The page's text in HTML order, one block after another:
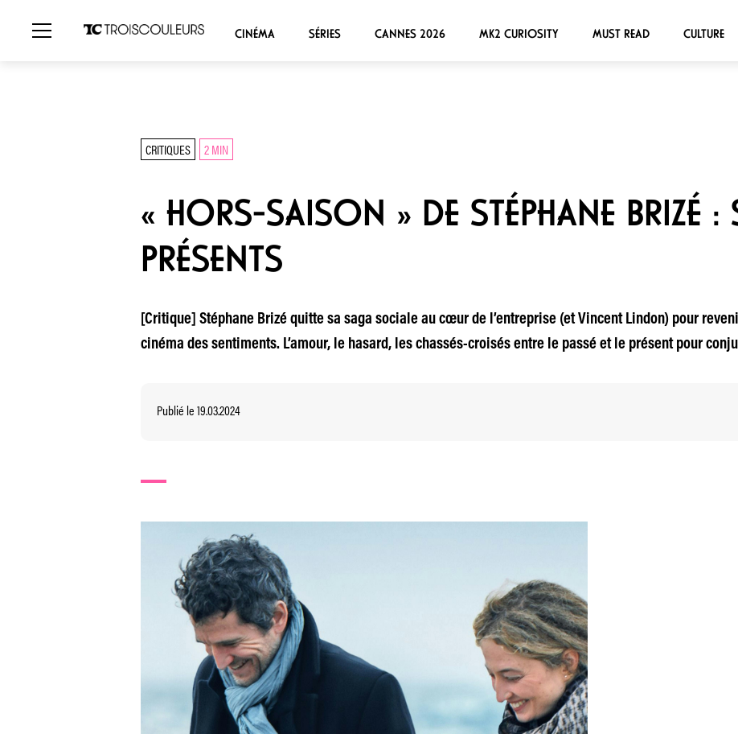
CINÉMA SÉRIES CANNES 2026 MK2 CURIOSITY MUST READ CULTURE
CRITIQUES 2 MIN
« HORS-SAISON » DE STÉPHANE BRIZÉ :
PRÉSENTS
[Critique] Stéphane Brizé quitte sa saga sociale au cœur de l’entreprise (et Vincent Lindon) pour
cinéma des sentiments. L’amour, le hasard, les chassés-croisés entre le passé et le présent pour
Publié le 19.03.2024